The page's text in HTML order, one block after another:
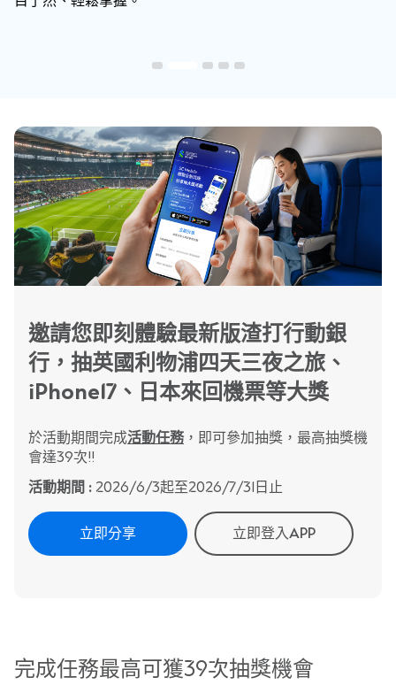
邀請您即刻體驗最新版渣打行動銀
行，抽英國利物浦四天三夜之旅、
iPhone17、日本來回機票等大獎
於活動期間完成活動任務 ，即可參加抽獎，最高抽獎機
會達39次!!
活動期間 : 2026/6/3起至2026/7/31日止
立即分享 立即登入APP
完成任務最高可獲39次抽獎機會